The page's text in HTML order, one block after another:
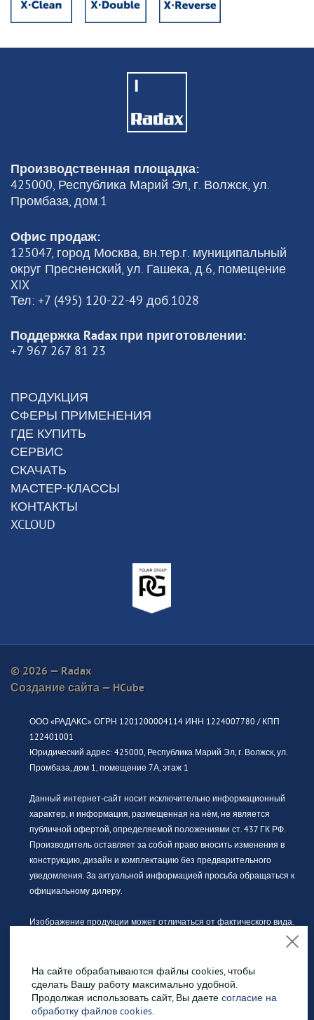
Производственная площадка:
425000, Республика Марий Эл, г. Волжск, ул.
Промбаза, дом.1
Офис продаж:
125047, город Москва, вн.тер.г. муниципальный
округ Пресненский, ул. Гашека, д.6, помещение
XIX
Тел: +7 (495) 120-22-49 доб.1028
Поддержка Radax при приготовлении:
+7 967 267 81 23
ПРОДУКЦИЯ
СФЕРЫ ПРИМЕНЕНИЯ
ГДЕ КУПИТЬ
СЕРВИС
СКАЧАТЬ
МАСТЕР-КЛАССЫ
КОНТАКТЫ
XCLOUD
© 2026 — Radax
Создание сайта —HCube
ООО «РАДАКС» ОГРН 1201200004114 ИНН 1224007780 / КПП
122401001
Юридический адрес: 425000, Республика Марий Эл, г. Волжск, ул.
Промбаза, дом 1, помещение 7А, этаж 1
Данный интернет-сайт носит исключительно информационный
характер, и информация, размещенная на нём, не является
публичной офертой, определяемой положениями ст. 437 ГК РФ.
Производитель оставляет за собой право вносить изменения в
конструкцию, дизайн и комплектацию без предварительного
уведомления. За актуальной информацией просьба обращаться к
официальному дилеру.
Изображение продукции может отличаться от фактического вида.
внимательно знакомиться с техническими характеристиками
оборудования.
Политика конфиденциальности
На сайте обрабатываются файлы cookies, чтобы
сделать Вашу работу максимально удобной.
Продолжая использовать сайт, Вы даете согласие на
обработку файлов cookies.